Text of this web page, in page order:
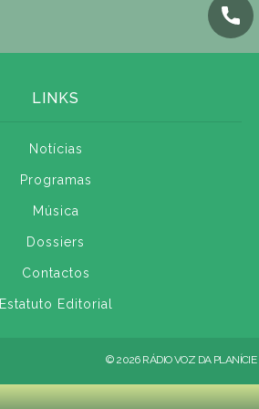
LINKS
Notícias
Programas
Música
Dossiers
Contactos
Estatuto Editorial
© 2026 RÁDIO VOZ DA PLANÍCIE